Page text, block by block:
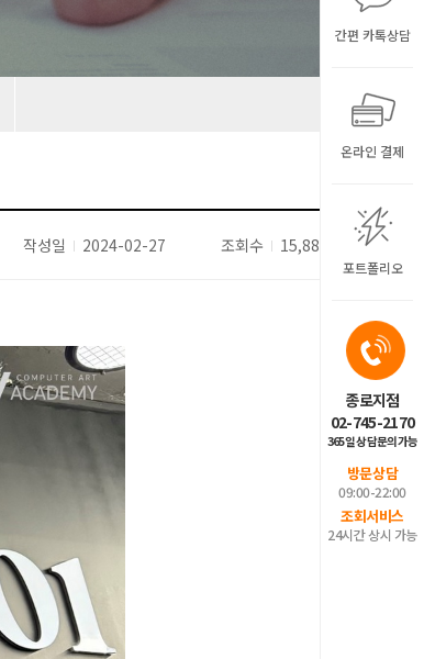
간편 카톡상담
온라인 결제
포트폴리오
종로지점
02-745-2170
365일 상담문의가능
방문상담
09:00-22:00
조회서비스
24시간 상시 가능
작성일 2024-02-27 조회수 15,883